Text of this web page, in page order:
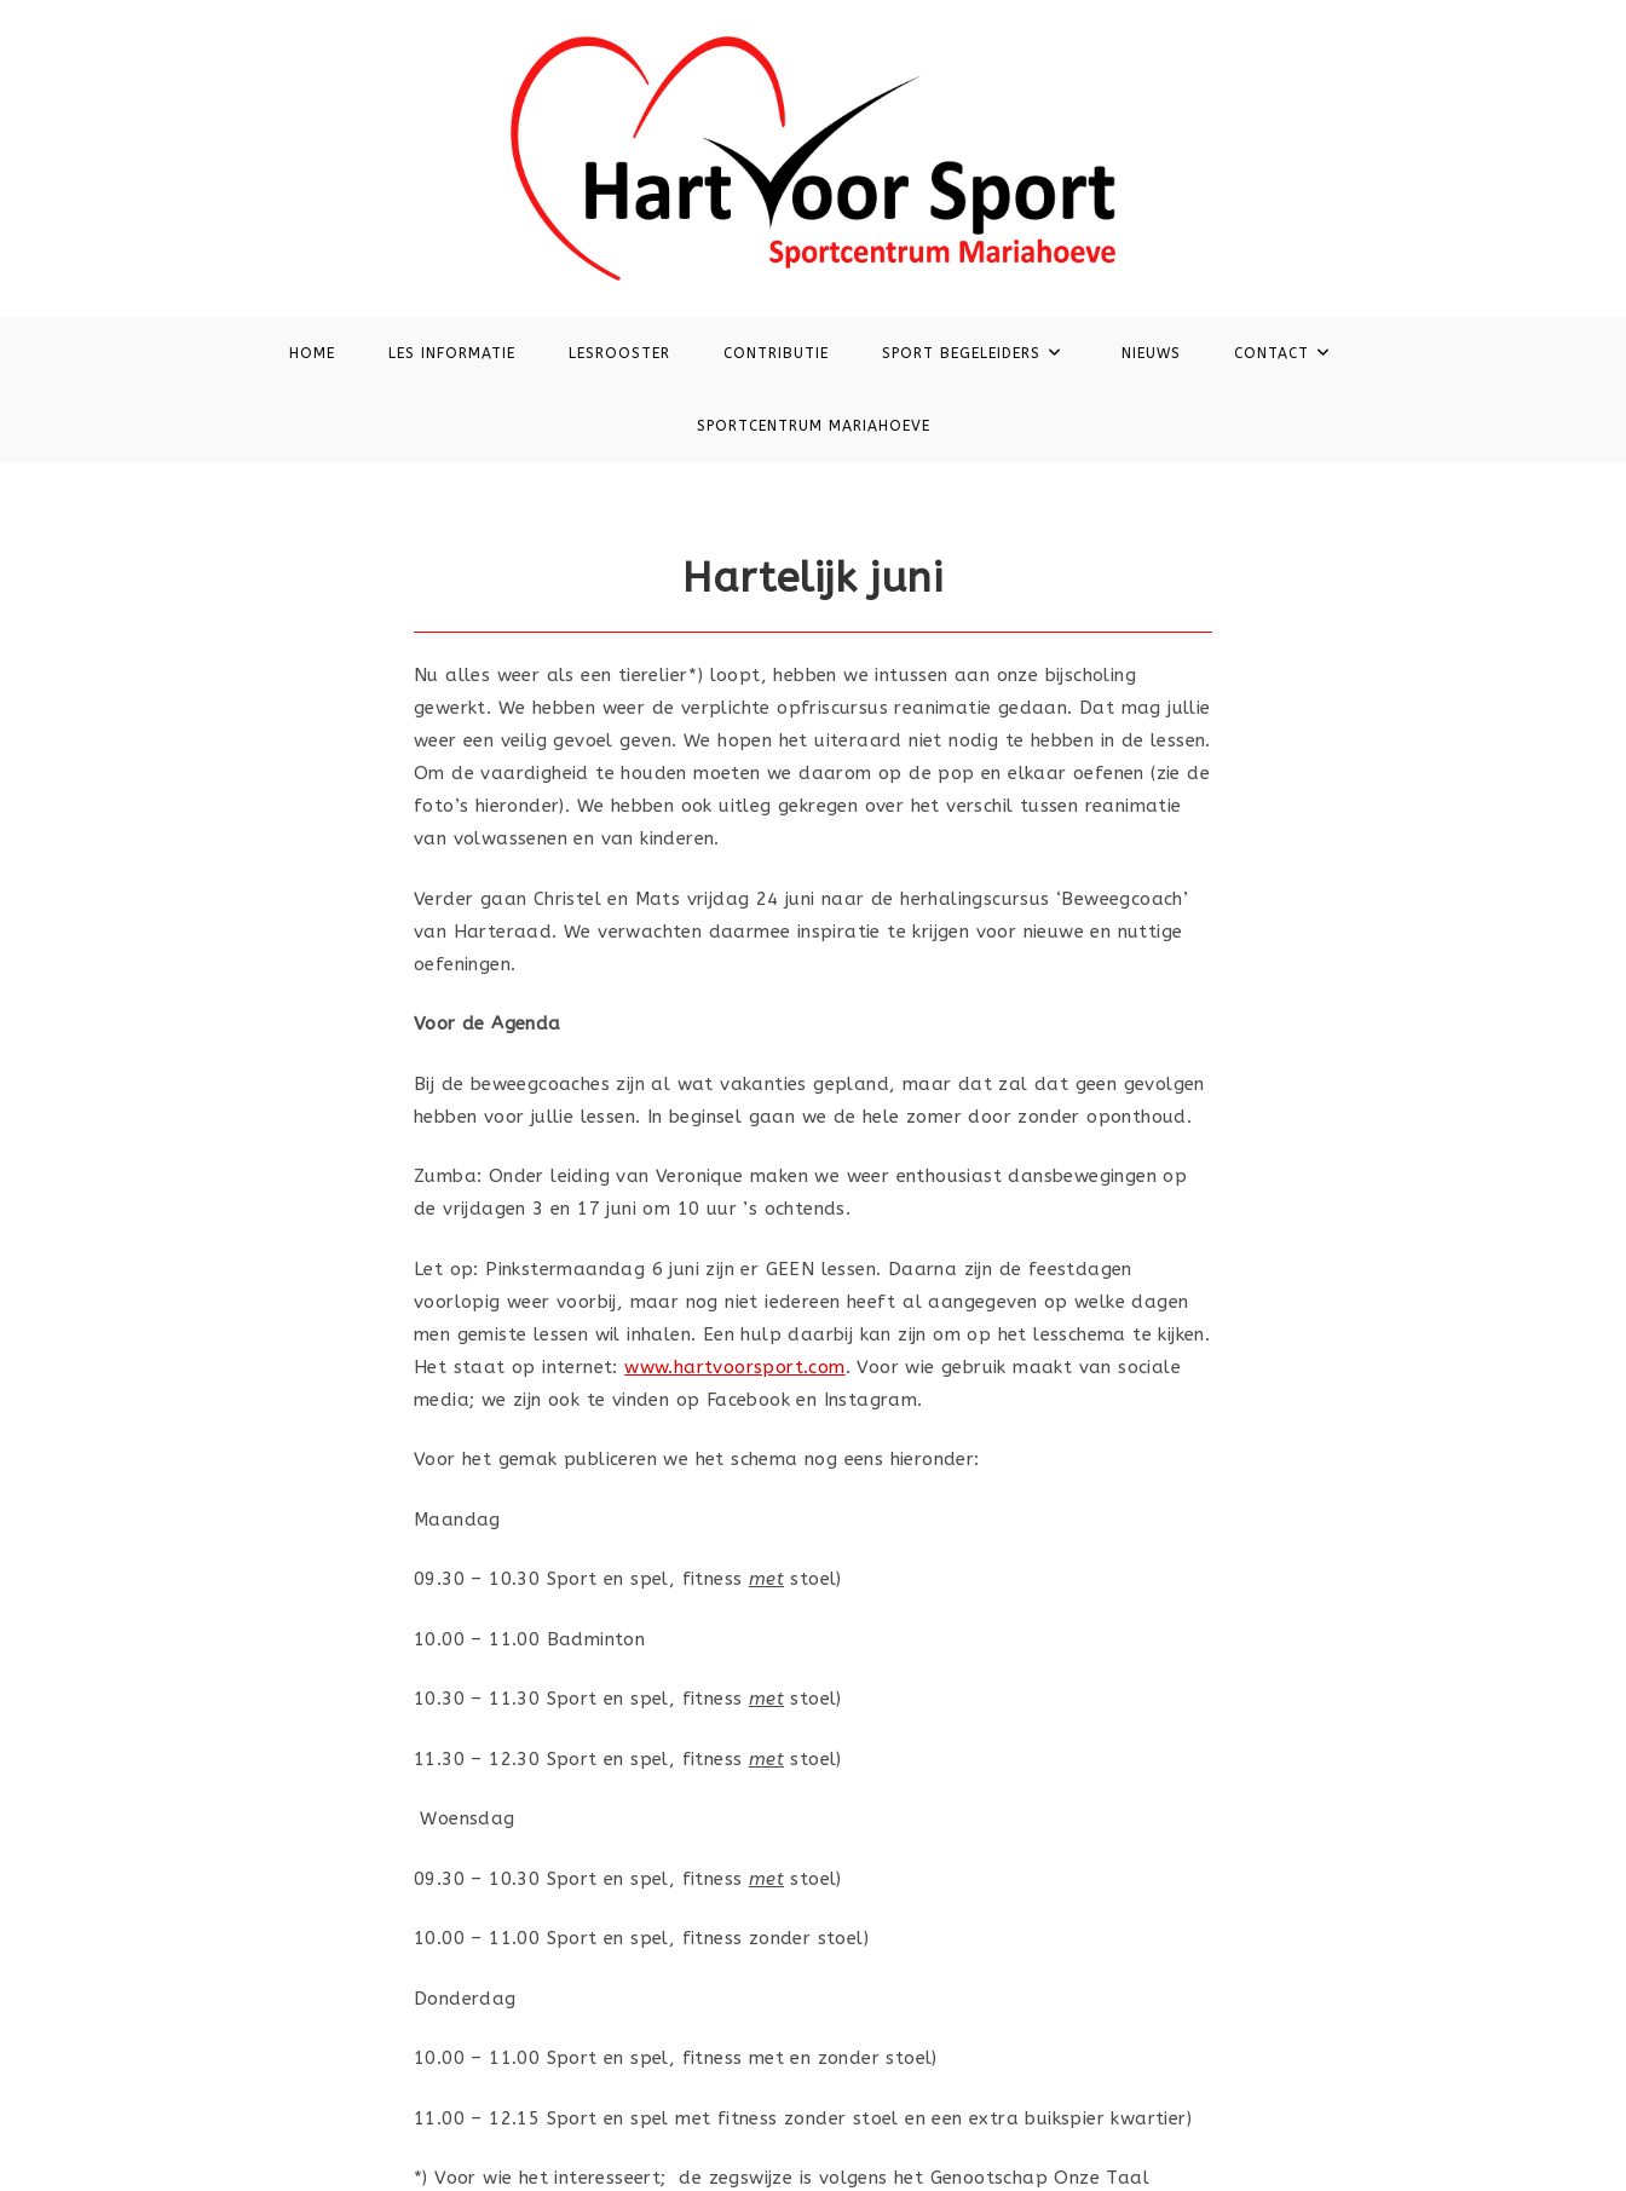
HOME LES INFORMATIE LESROOSTER CONTRIBUTIE SPORT BEGELEIDERS NIEUWS CONTACT
SPORTCENTRUM MARIAHOEVE
Hartelijk juni
Nu alles weer als een tierelier*) loopt, hebben we intussen aan onze bijscholing
gewerkt. We hebben weer de verplichte opfriscursus reanimatie gedaan. Dat mag jullie
weer een veilig gevoel geven. We hopen het uiteraard niet nodig te hebben in de lessen.
Om de vaardigheid te houden moeten we daarom op de pop en elkaar oefenen (zie de
foto’s hieronder). We hebben ook uitleg gekregen over het verschil tussen reanimatie
van volwassenen en van kinderen.
Verder gaan Christel en Mats vrijdag 24 juni naar de herhalingscursus ‘Beweegcoach’
van Harteraad. We verwachten daarmee inspiratie te krijgen voor nieuwe en nuttige
oefeningen.
Voor de Agenda
Bij de beweegcoaches zijn al wat vakanties gepland, maar dat zal dat geen gevolgen
hebben voor jullie lessen. In beginsel gaan we de hele zomer door zonder oponthoud.
Zumba: Onder leiding van Veronique maken we weer enthousiast dansbewegingen op
de vrijdagen 3 en 17 juni om 10 uur ’s ochtends.
Let op: Pinkstermaandag 6 juni zijn er GEEN lessen. Daarna zijn de feestdagen
voorlopig weer voorbij, maar nog niet iedereen heeft al aangegeven op welke dagen
men gemiste lessen wil inhalen. Een hulp daarbij kan zijn om op het lesschema te kijken.
Het staat op internet:www.hartvoorsport.com. Voor wie gebruik maakt van sociale
media; we zijn ook te vinden op Facebook en Instagram.
Voor het gemak publiceren we het schema nog eens hieronder:
Maandag
09.30 – 10.30 Sport en spel, fitness met stoel)
10.00 – 11.00 Badminton
10.30 – 11.30 Sport en spel, fitness met stoel)
11.30 – 12.30 Sport en spel, fitness met stoel)
Woensdag
09.30 – 10.30 Sport en spel, fitness met stoel)
10.00 – 11.00 Sport en spel, fitness zonder stoel)
Donderdag
10.00 – 11.00 Sport en spel, fitness met en zonder stoel)
11.00 – 12.15 Sport en spel met fitness zonder stoel en een extra buikspier kwartier)
*) Voor wie het interesseert; de zegswijze is volgens het Genootschap Onze Taal